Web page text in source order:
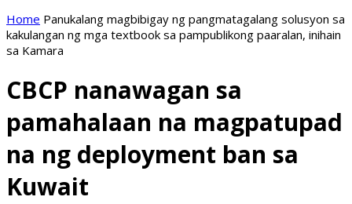
Home Panukalang magbibigay ng pangmatagalang solusyon sa
kakulangan ng mga textbook sa pampublikong paaralan, inihain
sa Kamara
CBCP nanawagan sa
pamahalaan na magpatupad
na ng deployment ban sa
Kuwait